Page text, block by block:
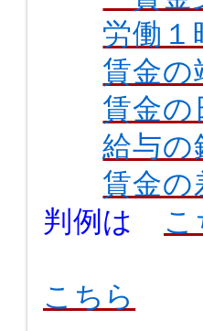
労働１
賃金の
賃金の
給与の
賃金の
判例は
こ
こちら